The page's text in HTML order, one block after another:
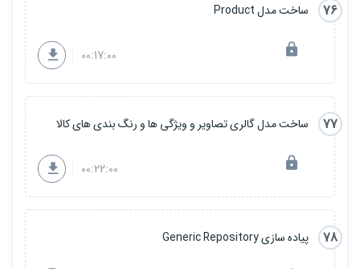
76 ساخت مدل Product
00:17:00
77 ساخت مدل گالری تصاویر و ویژگی ها و رنگ بندی های کالا
00:22:00
78 پیاده سازی Generic Repository